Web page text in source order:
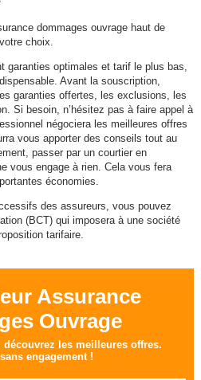
dommages ouvrage haut de
choix.
garanties optimales et tarif le plus bas,
Avant la souscription,
garanties offertes, les exclusions, les
Si besoin, n’hésitez pas à faire appel à
négociera les meilleures offres
vous apporter des conseils tout au
passer par un courtier en
vous engage à rien. Cela vous fera
économies.
des assureurs, vous pouvez
(BCT) qui imposera à une société
tarifaire.
Assurance
Ouvrage
les meilleures offres.
engagement !